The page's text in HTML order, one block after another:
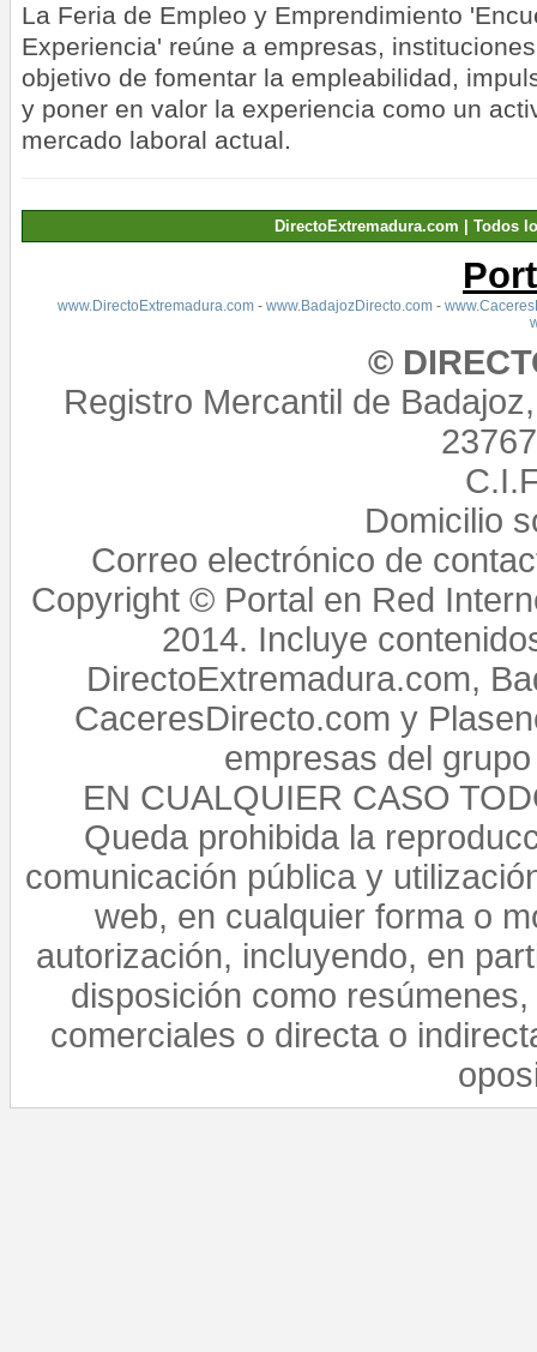
La Feria de Empleo y Emprendimiento
Experiencia' reúne a empresas,
objetivo de fomentar la empleabilidad,
y poner en valor la experiencia como un
mercado laboral actual.
DirectoExtremadura.com | Todos
www.DirectoExtremadura.com- www.BadajozDirecto.com-
©
Registro Mercantil de
Domicilio
Correo electrónico de
Copyright © Portal en Red
2014. Incluye
DirectoExtremadura.com,
CaceresDirecto.com y
empresas del
EN CUALQUIER CASO
Queda prohibida la
comunicación pública y
web, en cualquier forma o
autorización, incluyendo, en
disposición como
comerciales o directa o